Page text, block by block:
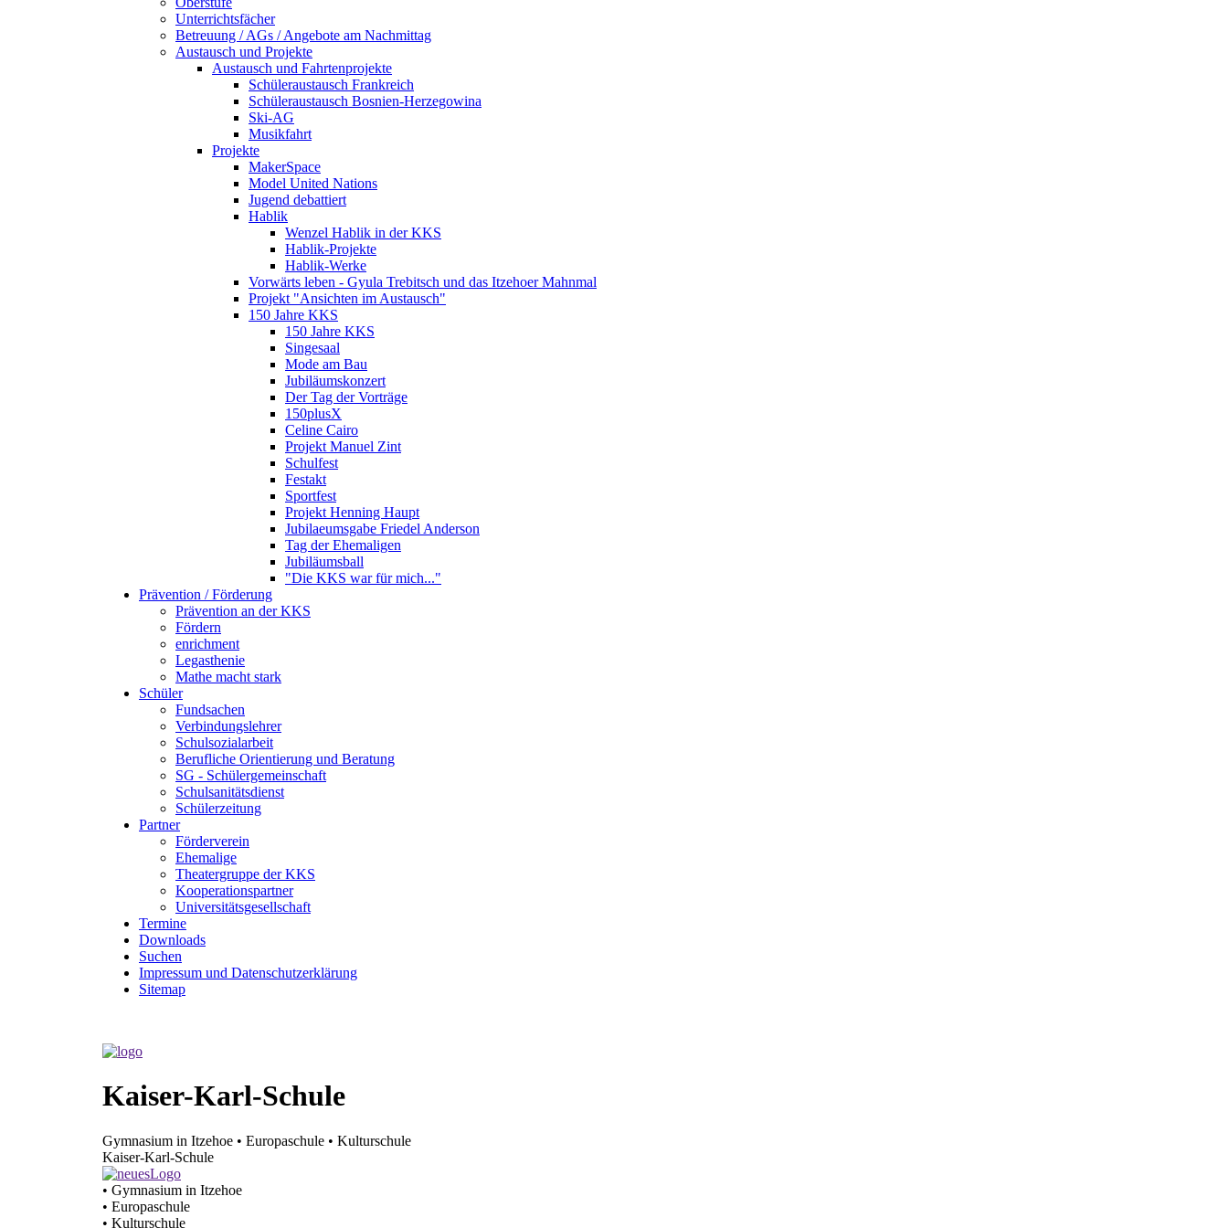
Unterrichtsfächer
Betreuung / AGs / Angebote am Nach­mittag
Austausch und Projekte
Austausch und Fahrtenprojekte
Schüleraustausch Frankreich
Schüleraustausch Bosnien-Herzegowina
Ski-AG
Musikfahrt
Projekte
MakerSpace
Model United Nations
Jugend debattiert
Hablik
Wenzel Hablik in der KKS
Hablik-Projekte
Hablik-Werke
Vorwärts leben - Gyula Trebitsch und das Itzehoer Mahnmal
Projekt "Ansichten im Austausch"
150 Jahre KKS
150 Jahre KKS
Singesaal
Mode am Bau
Jubiläumskonzert
Der Tag der Vorträge
150plusX
Celine Cairo
Projekt Manuel Zint
Schulfest
Festakt
Sportfest
Projekt Henning Haupt
Jubilaeumsgabe Friedel Anderson
Tag der Ehemaligen
Jubiläumsball
"Die KKS war für mich..."
Prävention / Förderung
Prävention an der KKS
Fördern
enrichment
Legasthenie
Mathe macht stark
Schüler
Fundsachen
Verbindungslehrer
Schulsozialarbeit
Berufliche Orientierung und Beratung
SG - Schülergemeinschaft
Schulsanitätsdienst
Schülerzeitung
Partner
Förderverein
Ehemalige
Theater­gruppe der KKS
Kooperationspartner
Universitätsgesellschaft
Termine
Downloads
Suchen
Impressum und Datenschutzerklärung
Sitemap
Kaiser-Karl-Schule
Gymnasium in Itzehoe • Europaschule • Kulturschule
Kaiser-Karl-Schule
• Gymnasium in Itzehoe
• Europaschule
• Kulturschule